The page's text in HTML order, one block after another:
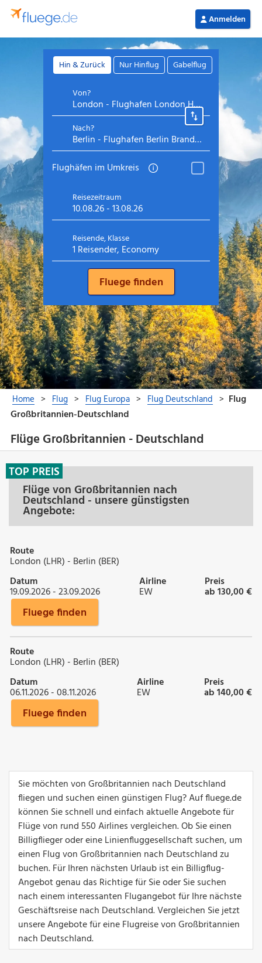
Flüge Großbritannien - Deutschland
Flüge von Großbritannien nach
Deutschland - unsere günstigsten
Angebote:
TOP PREIS
Route
London (LHR) - Berlin (BER)
Datum
19.09.2026 - 23.09.2026
Airline
EW
Preis
ab 130,00 €
Fluege finden
Route
London (LHR) - Berlin (BER)
Datum
06.11.2026 - 08.11.2026
Airline
EW
Preis
ab 140,00 €
Fluege finden
Sie möchten von Großbritannien nach Deutschland
fliegen und suchen einen günstigen Flug? Auf fluege.de
können Sie schnell und einfach aktuelle Angebote für
Flüge von rund 550 Airlines vergleichen. Ob Sie einen
Billigflieger oder eine Linienfluggesellschaft suchen, um
einen Flug von Großbritannien nach Deutschland zu
buchen. Für Ihren nächsten Urlaub ist ein Billigflug-
Angebot genau das Richtige für Sie oder Sie suchen
nach einem interessanten Flugangebot für Ihre nächste
Geschäftsreise nach Deutschland. Vergleichen Sie jetzt
unsere Angebote für eine Flugreise von Großbritannien
nach Deutschland.